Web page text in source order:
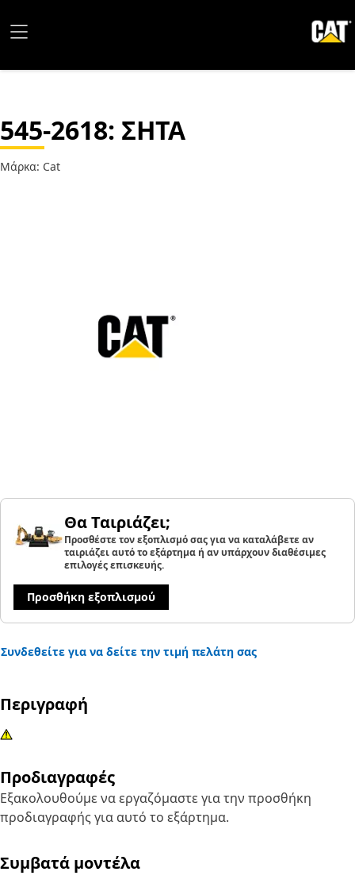
545-2618: ΣΗΤΑ
Μάρκα: Cat
Θα Ταιριάζει;
Προσθέστε τον εξοπλισμό σας για να καταλάβετε αν
ταιριάζει αυτό το εξάρτημα ή αν υπάρχουν διαθέσιμες
επιλογές επισκευής.
Προσθήκη εξοπλισμού
Συνδεθείτε για να δείτε την τιμή πελάτη σας
Περιγραφή
Προδιαγραφές
Εξακολουθούμε να εργαζόμαστε για την προσθήκη
προδιαγραφής για αυτό το εξάρτημα.
Συμβατά μοντέλα